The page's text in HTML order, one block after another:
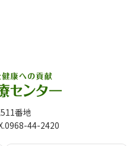
番地
44-2420